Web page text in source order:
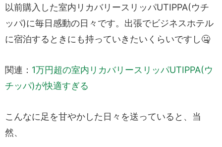
以前購入した室内リカバリースリッパUTIPPA(ウチ
ッパ)に毎日感動の日々です。出張でビジネスホテル
に宿泊するときにも持っていきたいくらいですし🤐
関連： 1万円超の室内リカバリースリッパUTIPPA(ウ
チッパ)が快適すぎる
こんなに足を甘やかした日々を送っていると、当
然、